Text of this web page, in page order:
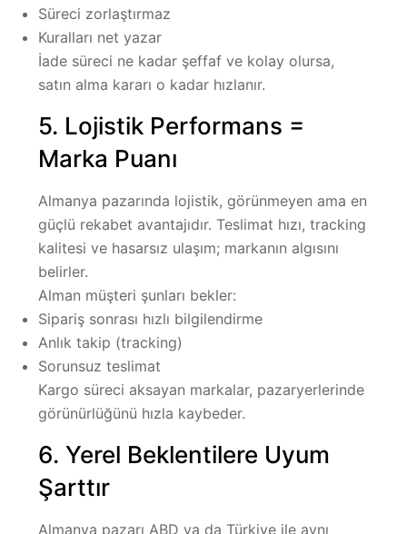
Süreci zorlaştırmaz
Kuralları net yazar
İade süreci ne kadar şeffaf ve kolay olursa,
satın alma kararı o kadar hızlanır.
5. Lojistik Performans =
Marka Puanı
Almanya pazarında lojistik, görünmeyen ama en
güçlü rekabet avantajıdır. Teslimat hızı, tracking
kalitesi ve hasarsız ulaşım; markanın algısını
belirler.
Alman müşteri şunları bekler:
Sipariş sonrası hızlı bilgilendirme
Anlık takip (tracking)
Sorunsuz teslimat
Kargo süreci aksayan markalar, pazaryerlerinde
görünürlüğünü hızla kaybeder.
6. Yerel Beklentilere Uyum
Şarttır
Almanya pazarı ABD ya da Türkiye ile aynı